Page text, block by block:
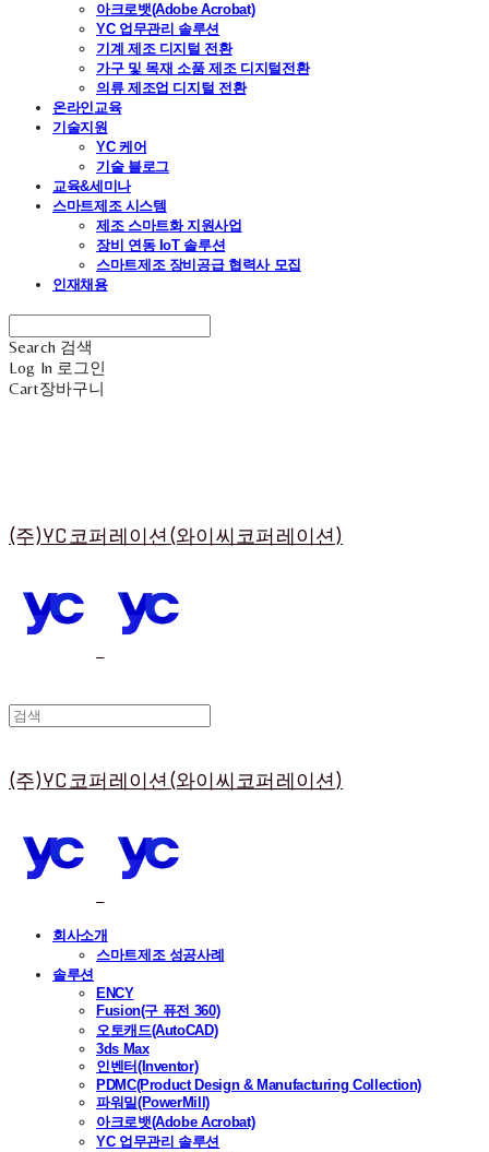
아크로뱃(Adobe Acrobat)
YC 업무관리 솔루션
기계 제조 디지털 전환
가구 및 목재 소품 제조 디지털전환
의류 제조업 디지털 전환
온라인교육
기술지원
YC 케어
기술 블로그
교육&세미나
스마트제조 시스템
제조 스마트화 지원사업
장비 연동 IoT 솔루션
스마트제조 장비공급 협력사 모집
인재채용
Search 검색
Log In 로그인
Cart장바구니
(주)YC코퍼레이션(와이씨코퍼레이션)
(주)YC코퍼레이션(와이씨코퍼레이션)
회사소개
스마트제조 성공사례
솔루션
ENCY
Fusion(구 퓨전 360)
오토캐드(AutoCAD)
3ds Max
인벤터(Inventor)
PDMC(Product Design & Manufacturing Collection)
파워밀(PowerMill)
아크로뱃(Adobe Acrobat)
YC 업무관리 솔루션